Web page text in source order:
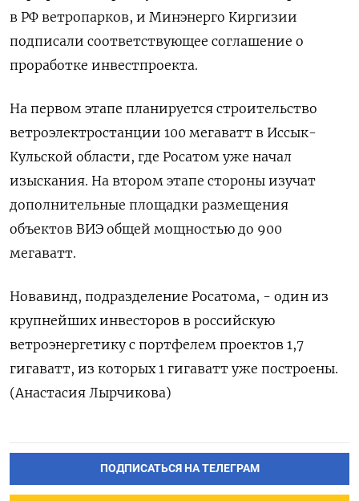
в РФ ветропарков, и Минэнерго Киргизии
подписали соответствующее соглашение о
проработке инвестпроекта.
На первом этапе планируется строительство
ветроэлектростанции 100 мегаватт в Иссык-
Кульской области, где Росатом уже начал
изыскания. На втором этапе стороны изучат
дополнительные площадки размещения
объектов ВИЭ общей мощностью до 900
мегаватт.
Новавинд, подразделение Росатома, - один из
крупнейших инвесторов в российскую
ветроэнергетику с портфелем проектов 1,7
гигаватт, из которых 1 гигаватт уже построены.
(Анастасия Лырчикова)
ПОДПИСАТЬСЯ НА ТЕЛЕГРАМ